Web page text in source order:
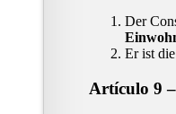
Der
Er ist
Artículo 9